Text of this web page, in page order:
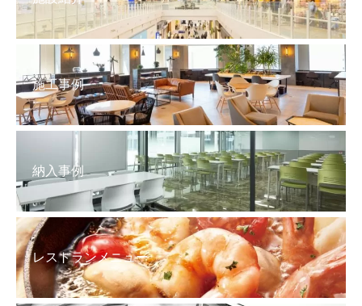
施工事例
納入事例
レストランメニュー